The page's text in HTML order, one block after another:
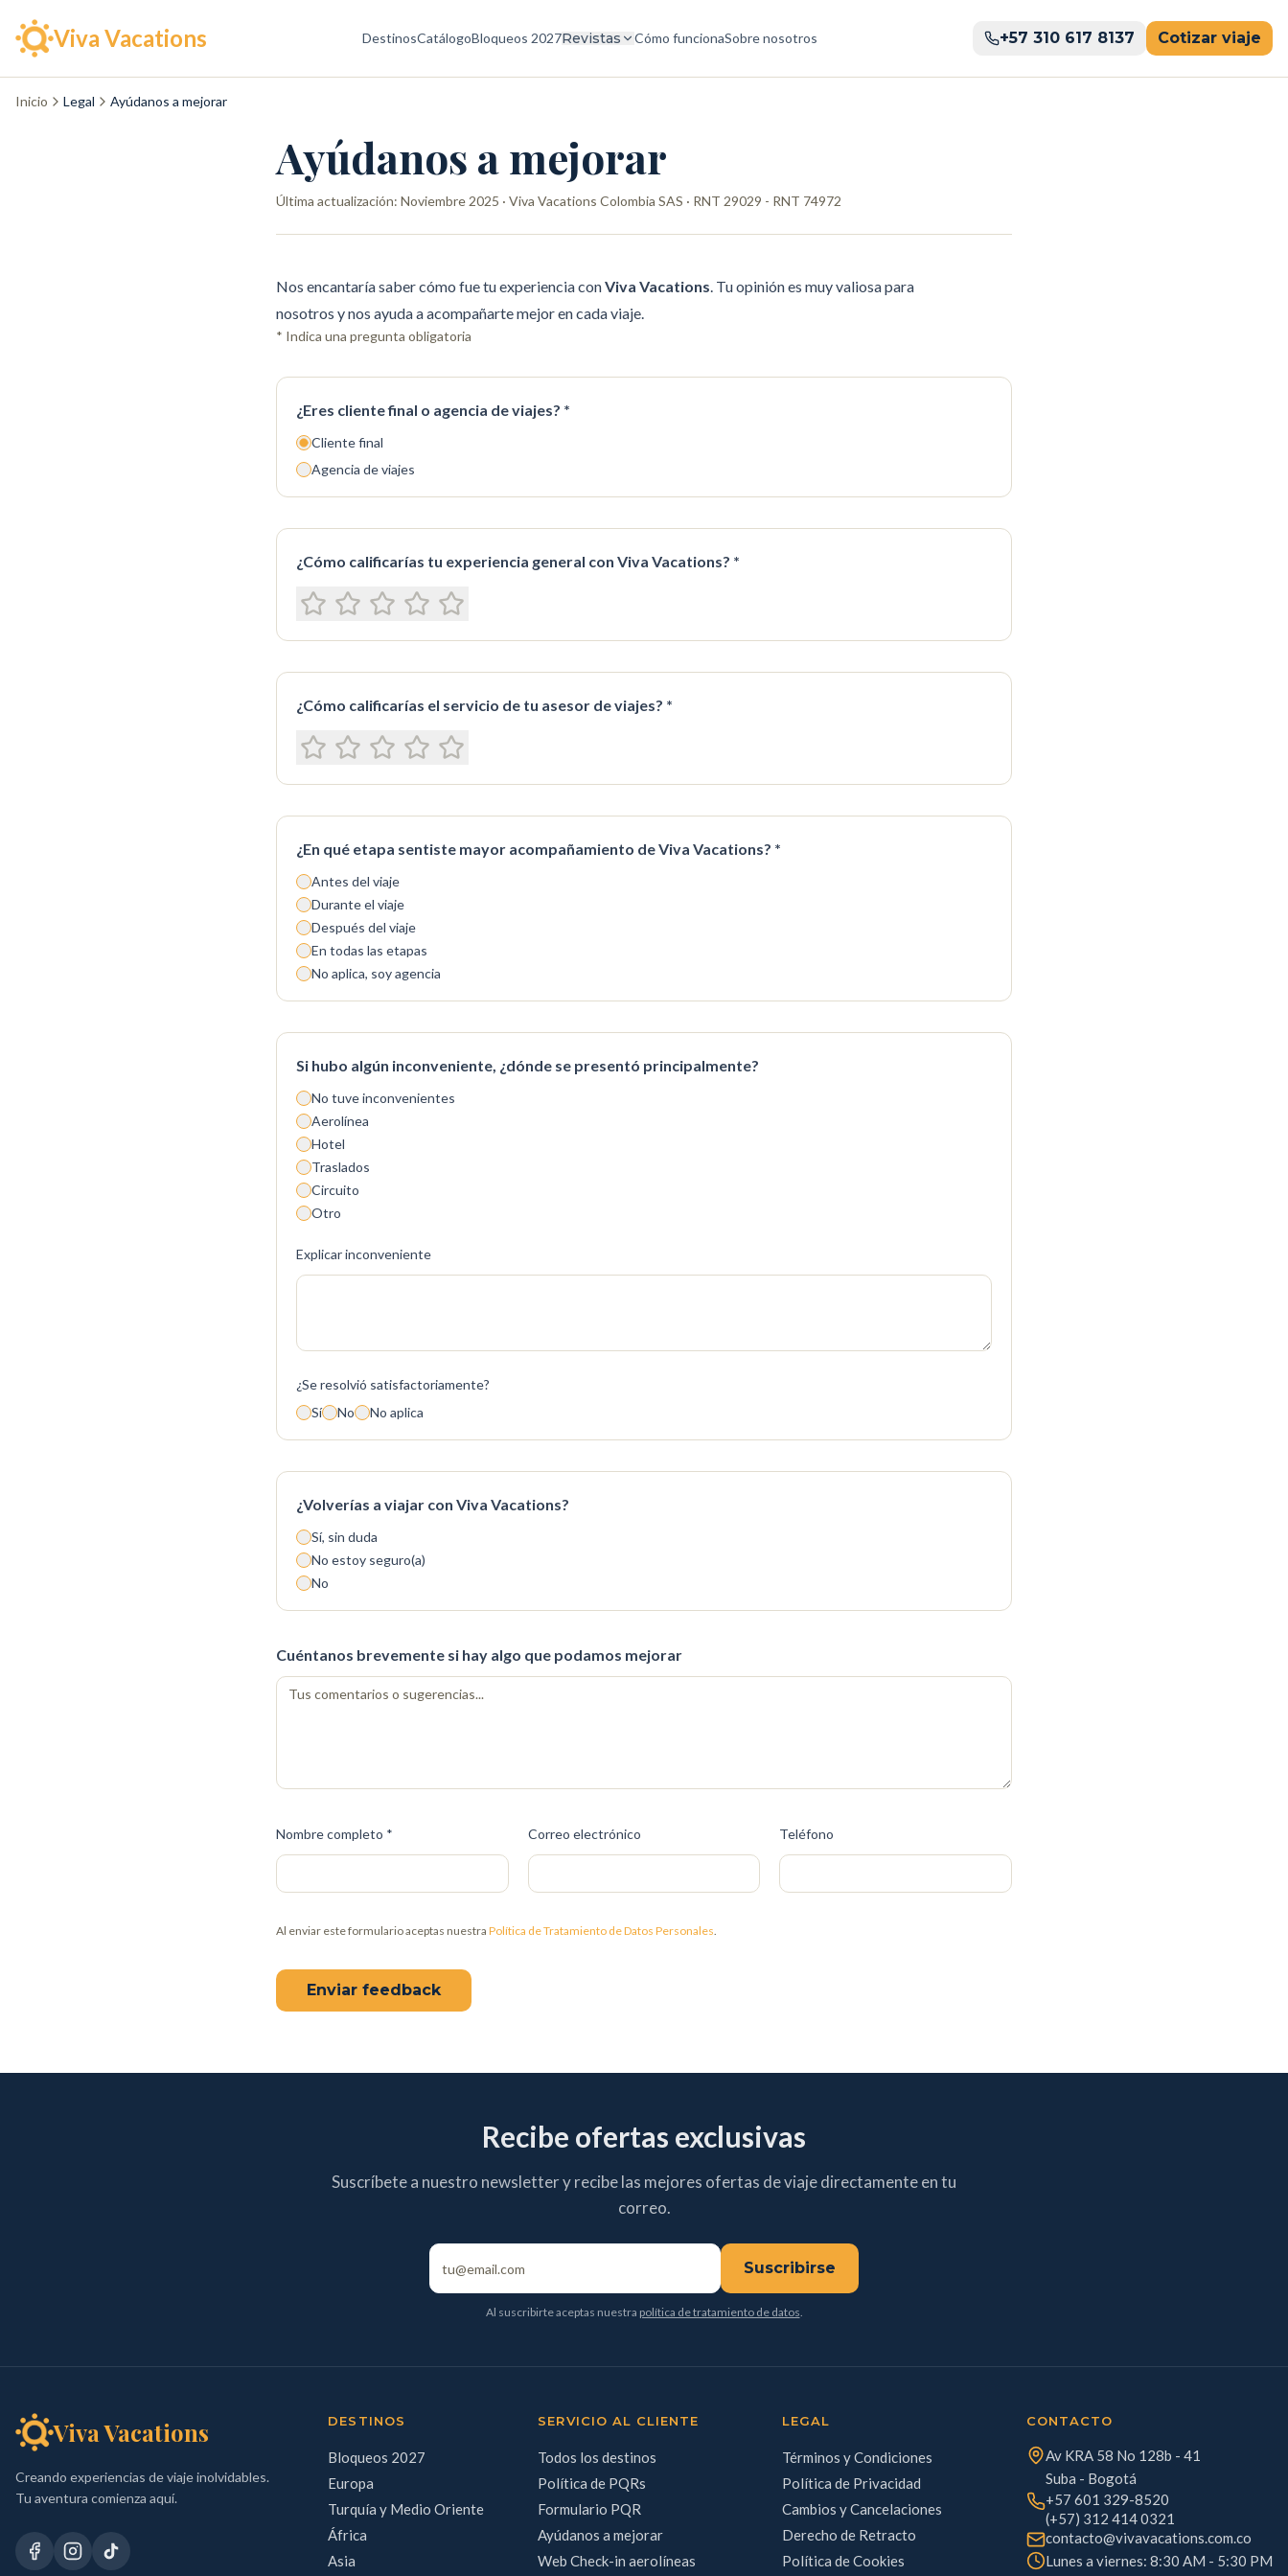
Viva Vacations DestinosCatálogoBloqueos 2027Revistas Cómo funcionaSobre nosotros +57 310 617 8137 Cotizar viaje
Inicio Legal Ayúdanos a mejorar
Ayúdanos a mejorar
Última actualización: Noviembre 2025 · Viva Vacations Colombia SAS · RNT 29029 - RNT 74972
Nos encantaría saber cómo fue tu experiencia conViva Vacations. Tu opinión es muy valiosa para
nosotros y nos ayuda a acompañarte mejor en cada viaje.
* Indica una pregunta obligatoria
¿Eres cliente final o agencia de viajes? *
Cliente final
Agencia de viajes
¿Cómo calificarías tu experiencia general con Viva Vacations? *
¿Cómo calificarías el servicio de tu asesor de viajes? *
¿En qué etapa sentiste mayor acompañamiento de Viva Vacations? *
Antes del viaje
Durante el viaje
Después del viaje
En todas las etapas
No aplica, soy agencia
Si hubo algún inconveniente, ¿dónde se presentó principalmente?
No tuve inconvenientes
Aerolínea
Hotel
Traslados
Circuito
Otro
Explicar inconveniente
¿Se resolvió satisfactoriamente?
Sí
No No aplica
¿Volverías a viajar con Viva Vacations?
Sí, sin duda
No estoy seguro(a)
No
Cuéntanos brevemente si hay algo que podamos mejorar
Nombre completo * Correo electrónico Teléfono
Al enviar este formulario aceptas nuestra Política de Tratamiento de Datos Personales.
Enviar feedback
Recibe ofertas exclusivas
Suscríbete a nuestro newsletter y recibe las mejores ofertas de viaje directamente en tu
correo.
Suscribirse
Al suscribirte aceptas nuestra política de tratamiento de datos.
Viva Vacations
Creando experiencias de viaje inolvidables.
Tu aventura comienza aquí.
DESTINOS
Bloqueos 2027
Europa
Turquía y Medio Oriente
África
Asia
SERVICIO AL CLIENTE
Todos los destinos
Política de PQRs
Formulario PQR
Ayúdanos a mejorar
Web Check-in aerolíneas
LEGAL
Términos y Condiciones
Política de Privacidad
Cambios y Cancelaciones
Derecho de Retracto
Política de Cookies
CONTACTO
Av KRA 58 No 128b - 41
Suba - Bogotá
+57 601 329-8520
(+57) 312 414 0321
contacto@vivavacations.com.co
Lunes a viernes: 8:30 AM - 5:30 PM